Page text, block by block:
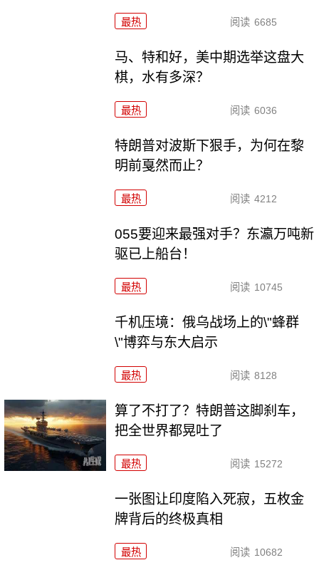
最热 阅读 6685
马、特和好，美中期选举这盘大
棋，水有多深？
最热 阅读 6036
特朗普对波斯下狠手，为何在黎
明前戛然而止？
最热 阅读 4212
055要迎来最强对手？东瀛万吨新
驱已上船台！
最热 阅读 10745
千机压境：俄乌战场上的\"蜂群
\"博弈与东大启示
最热 阅读 8128
算了不打了？特朗普这脚刹车，
把全世界都晃吐了
最热 阅读 15272
一张图让印度陷入死寂，五枚金
牌背后的终极真相
最热 阅读 10682